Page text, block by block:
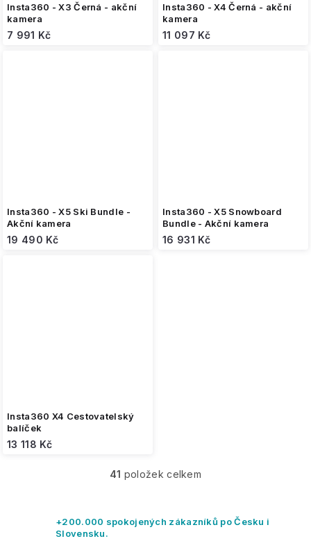
Insta360 - X3 Černá - akční
kamera
7 991 Kč
Insta360 - X4 Černá - akční
kamera
11 097 Kč
Insta360 - X5 Ski Bundle -
Akční kamera
19 490 Kč
Insta360 - X5 Snowboard
Bundle - Akční kamera
16 931 Kč
Insta360 X4 Cestovatelský
balíček
13 118 Kč
O
á
41 položek celkem
+200.000 spokojených zákazníků po Česku i
Slovensku.